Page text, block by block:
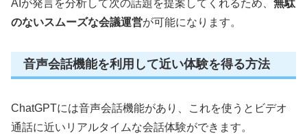
AIが発言を分析して次の話題を提案してくれるため、 無駄
のないスムーズな会議運営が可能になります。
音声会話機能を利用して近い体験を得る方法
ChatGPTには音声会話機能があり、これを使うとビデオ
通話に近いリアルタイムな会話体験ができます。